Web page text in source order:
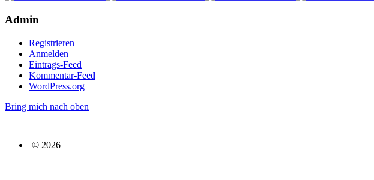
Admin
Registrieren
Anmelden
Eintrags-Feed
Kommentar-Feed
WordPress.org
Bring mich nach oben
© 2026